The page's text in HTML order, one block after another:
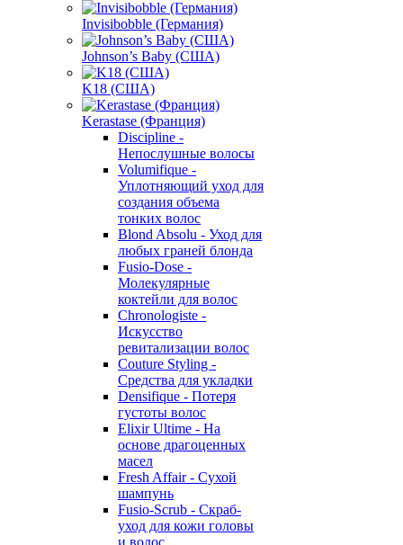
Invisibobble (Германия)
Johnson’s Baby (США)
K18 (США)
Kerastase (Франция)
Discipline -
Непослушные волосы
Volumifique -
Уплотняющий уход для
создания объема
тонких волос
Blond Absolu - Уход для
любых граней блонда
Fusio-Dose -
Молекулярные
коктейли для волос
Chronologiste -
Искусство
ревитализации волос
Couture Styling -
Средства для укладки
Densifique - Потеря
густоты волос
Elixir Ultime - На
основе драгоценных
масел
Fresh Affair - Сухой
шампунь
Fusio-Scrub - Скраб-
уход для кожи головы
и волос